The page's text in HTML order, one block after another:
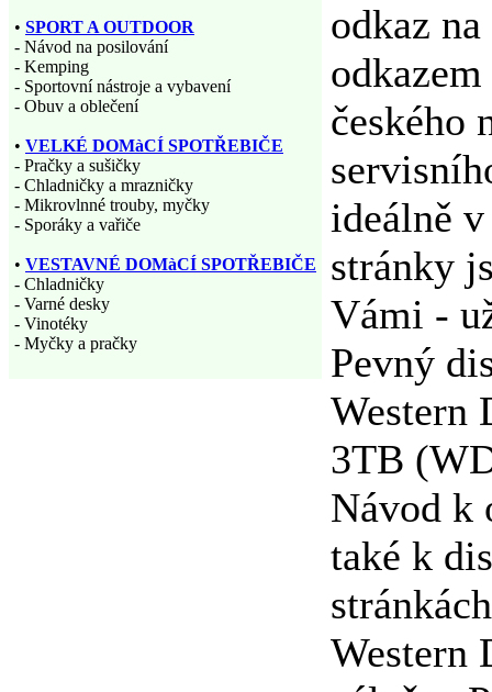
odkaz
českého
ideálně
stránky
Vámi -
Pevný
Western
3TB
Návod k
také k
Western
• SPORT A OUTDOOR
- Návod na posilování
- Kemping
- Sportovní nástroje a vybavení
- Obuv a oblečení
• VELKÉ DOMàCÍ SPOTŘEBIČE
- Pračky a sušičky
- Chladničky a mrazničky
- Mikrovlnné trouby, myčky
- Sporáky a vařiče
• VESTAVNÉ DOMàCÍ SPOTŘEBIČE
- Chladničky
- Varné desky
- Vinotéky
- Myčky a pračky